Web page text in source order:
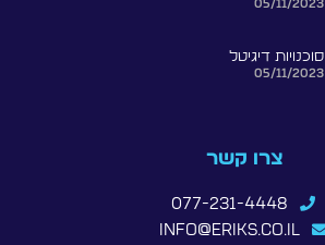
05/11/2023
סוכנויות דיגיטל
05/11/2023
צרו קשר
077-231-4448
info@eriks.co.il